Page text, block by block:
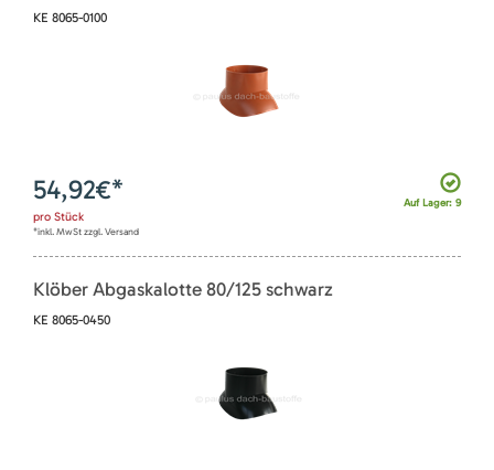
KE 8065-0100
Auf Lager: 9
54,92€*
pro Stück
*inkl. MwSt zzgl. Versand
Klöber Abgaskalotte 80/125 schwarz
KE 8065-0450